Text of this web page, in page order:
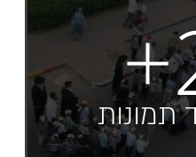
תמונות